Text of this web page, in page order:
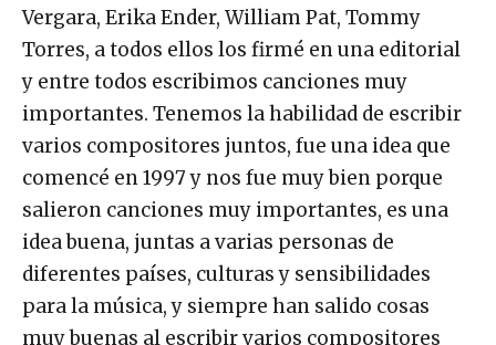
Vergara, Erika Ender, William Pat, Tommy
Torres, a todos ellos los firmé en una editorial
y entre todos escribimos canciones muy
importantes. Tenemos la habilidad de escribir
varios compositores juntos, fue una idea que
comencé en 1997 y nos fue muy bien porque
salieron canciones muy importantes, es una
idea buena, juntas a varias personas de
diferentes países, culturas y sensibilidades
para la música, y siempre han salido cosas
muy buenas al escribir varios compositores